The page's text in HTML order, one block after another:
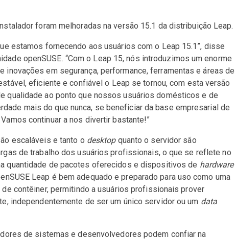
foram melhoradas na versão 15.1 da distribuição Leap.
estamos fornecendo aos usuários com o Leap 15.1”, disse
openSUSE. “Com o Leap 15, nós introduzimos um enorme
inovações em segurança, performance, ferramentas e áreas de
eficiente e confiável o Leap se tornou, com esta versão
qualidade ao ponto que nossos usuários domésticos e de
mais do que nunca, se beneficiar da base empresarial de
continuar a nos divertir bastante!”
escaláveis e tanto o desktopquanto o servidor são
de trabalho dos usuários profissionais, o que se reflete no
quantidade de pacotes oferecidos e dispositivos de hardware
Leap é bem adequado e preparado para uso como uma
contêiner, permitindo a usuários profissionais prover
independentemente de ser um único servidor ou um data
de sistemas e desenvolvedores podem confiar na